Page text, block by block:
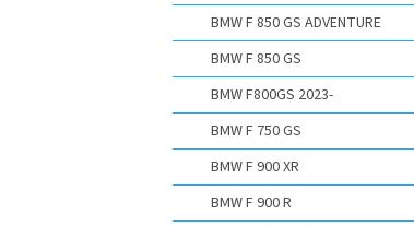
BMW F 850 GS ADVENTURE
BMW F 850 GS
BMW F800GS 2023-
BMW F 750 GS
BMW F 900 XR
BMW F 900 R